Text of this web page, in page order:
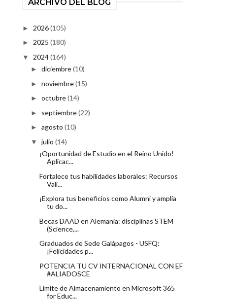
ARCHIVO DEL BLOG
► 2026(105)
► 2025 (180)
▼ 2024(164)
► diciembre(10)
► noviembre(15)
► octubre(14)
► septiembre(22)
► agosto (10)
▼ julio (14)
¡Oportunidad de Estudio en el Reino Unido!
Aplicac...
Fortalece tus habilidades laborales: Recursos
Vali...
¡Explora tus beneficios como Alumni y amplía
tu do...
Becas DAAD en Alemania: disciplinas STEM
(Science,...
Graduados de Sede Galápagos - USFQ:
¡Felicidades p...
POTENCIA TU CV INTERNACIONAL CON EF
#ALIADOSCE
Límite de Almacenamiento en Microsoft 365
for Educ...